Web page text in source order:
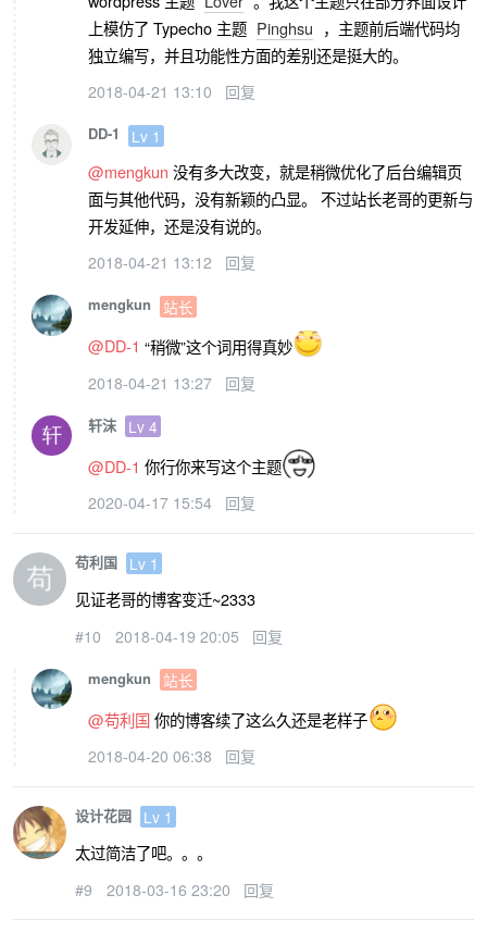
上模仿了 Typecho 主题 Pinghsu ，主题前后端代码均
独立编写，并且功能性方面的差别还是挺大的。
2018-04-21 13:10 回复
DD-1 Lv 1
@mengkun 没有多大改变，就是稍微优化了后台编辑页
面与其他代码，没有新颖的凸显。 不过站长老哥的更新与
开发延伸，还是没有说的。
2018-04-21 13:12 回复
mengkun 站长
@DD-1 “稍微”这个词用得真妙
2018-04-21 13:27 回复
轩沫 Lv 4
@DD-1 你行你来写这个主题
2020-04-17 15:54 回复
苟利国 Lv 1
见证老哥的博客变迁~2333
#10 2018-04-19 20:05 回复
mengkun 站长
@苟利国 你的博客续了这么久还是老样子
2018-04-20 06:38 回复
设计花园 Lv 1
太过简洁了吧。。。
#9 2018-03-16 23:20 回复